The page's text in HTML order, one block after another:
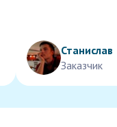
Станислав
Заказчик